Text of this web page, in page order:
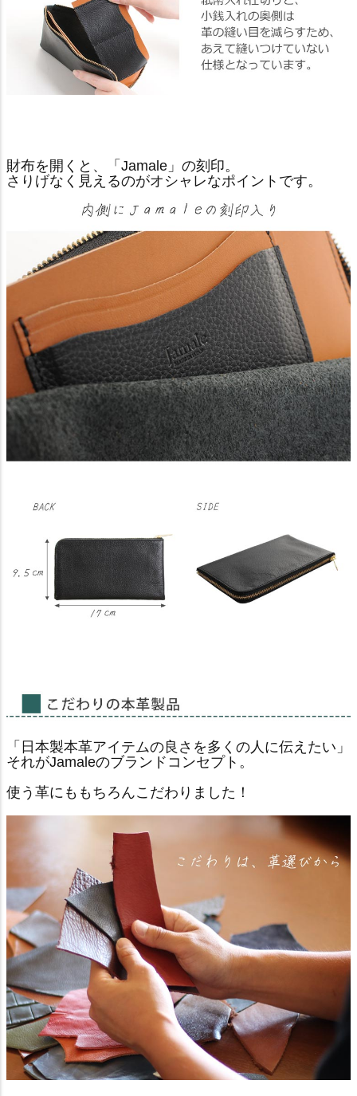
財布を開くと、「Jamale」の刻印。
さりげなく見えるのがオシャレなポイントです。
「日本製本革アイテムの良さを多くの人に伝えたい」
それがJamaleのブランドコンセプト。
使う革にももちろんこだわりました！